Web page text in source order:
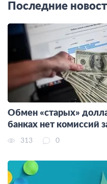
Последние
Обмен «старых»
банках нет комиссий
313 0